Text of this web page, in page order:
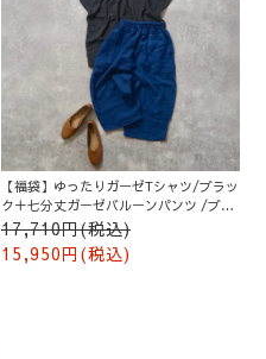
【福袋】ゆったりガーゼTシャツ/ブラッ
ク＋七分丈ガーゼバルーンパンツ /ブル
ー
17,710円(税込)
15,950円(税込)